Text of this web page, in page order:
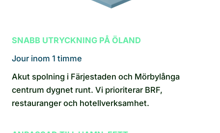
SNABB UTRYCKNING PÅ ÖLAND
Jour inom 1 timme
Akut spolning i Färjestaden och Mörbylånga
centrum dygnet runt. Vi prioriterar BRF,
restauranger och hotellverksamhet.